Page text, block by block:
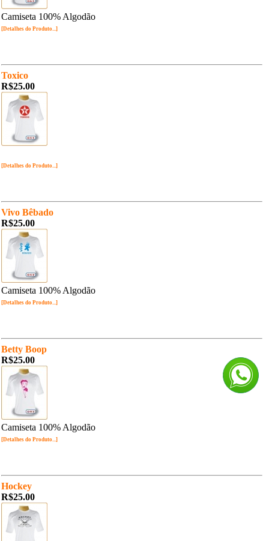
Camiseta 100% Algodão
[Detalhes do Produto...]
Toxico
R$25.00
[Detalhes do Produto...]
Vivo Bêbado
R$25.00
Camiseta 100% Algodão
[Detalhes do Produto...]
Betty Boop
R$25.00
Camiseta 100% Algodão
[Detalhes do Produto...]
Hockey
R$25.00